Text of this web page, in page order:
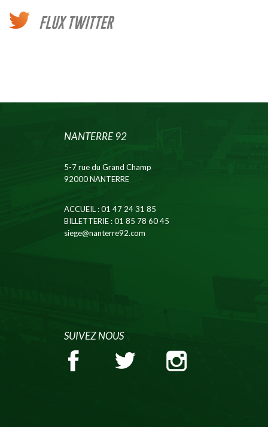
FLUX TWITTER
NANTERRE 92
5-7 rue du Grand Champ
92000 NANTERRE
ACCUEIL: 01 47 24 31 85
BILLETTERIE: 01 85 78 60 45
siege@nanterre92.com
SUIVEZ NOUS